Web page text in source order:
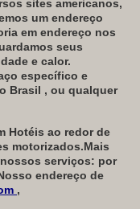
sites americanos,
um endereço
em endereço nos
seus
e calor.
específico e
Brasil , ou qualquer
Hotéis ao redor de
motorizados.Mais
serviços: por
endereço de
,